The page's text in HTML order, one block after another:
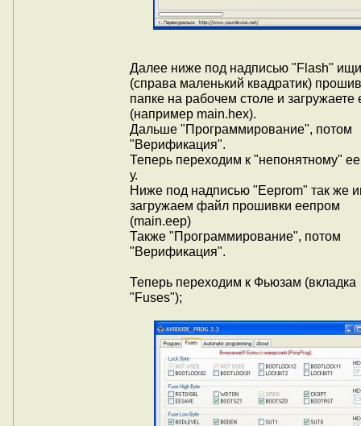
Далее ниже под надписью "Flash"
(справа маленький квадратик)
папке на рабочем столе и загружаете
(например main.hex).
Дальше "Программирование", потом
"Верификация".
Теперь переходим к "непонятному"
у.
Ниже под надписью "Eeprom" так же
загружаем файл прошивки еепром
(main.eep)
Также "Программирование", потом
"Верификация".
Теперь переходим к Фьюзам (вкладка
"Fuses");